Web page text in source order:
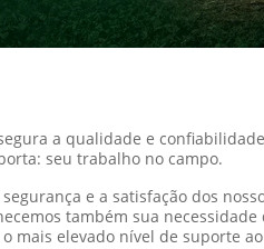
a qualidade e
seu trabalho no campo.
e a satisfação dos
também sua
mais elevado nível de suporte